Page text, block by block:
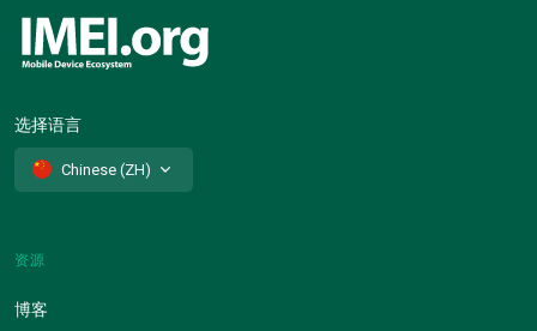
选择语言
Chinese (ZH)
资源
博客